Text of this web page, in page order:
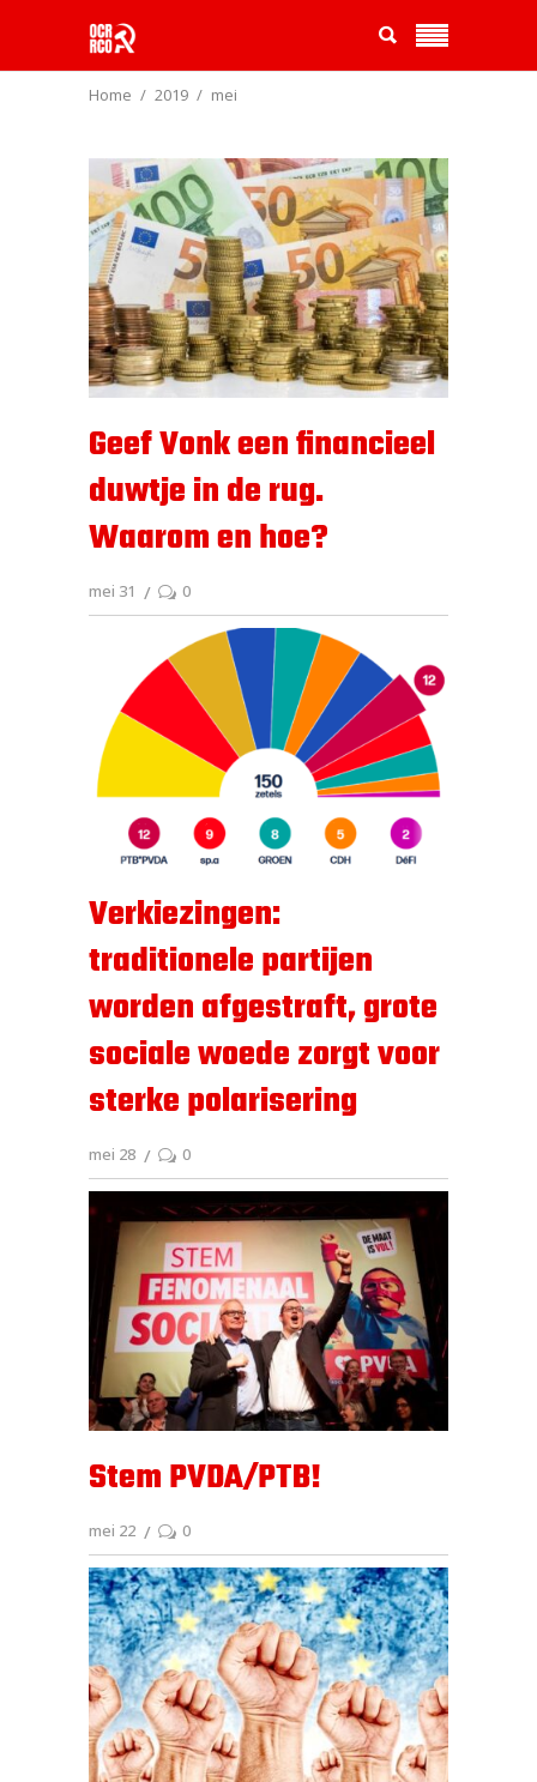
Home 2019 mei
Geef Vonk een financieel
duwtje in de rug.
Waarom en hoe?
mei 31 0
Verkiezingen:
traditionele partijen
worden afgestraft, grote
sociale woede zorgt voor
sterke polarisering
mei 28 0
Stem PVDA/PTB!
mei 22 0